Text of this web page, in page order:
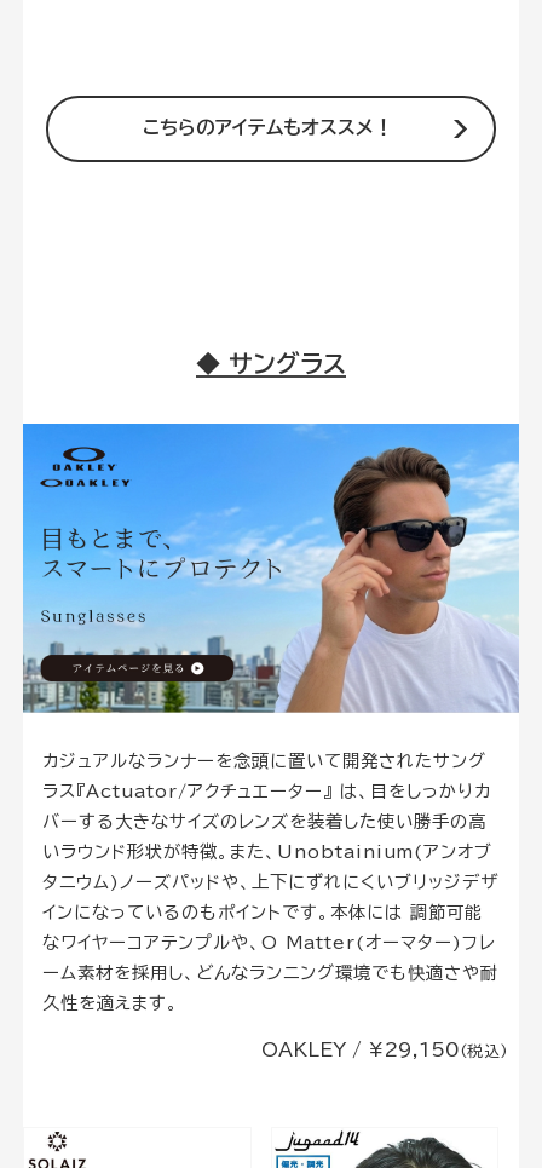
◆ サングラス
カジュアルなランナーを念頭に置いて開発されたサング
ラス『Actuator/アクチュエーター』 は、目をしっかりカ
バーする大きなサイズのレンズを装着した使い勝手の高
いラウンド形状が特徴。また、Unobtainium(アンオブ
タニウム)ノーズパッドや、上下にずれにくいブリッジデザ
インになっているのもポイントです。本体には 調節可能
なワイヤーコアテンプルや、O Matter(オーマター)フレ
ーム素材を採用し、どんなランニング環境でも快適さや耐
久性を適えます。
OAKLEY / ¥29,150(税込)